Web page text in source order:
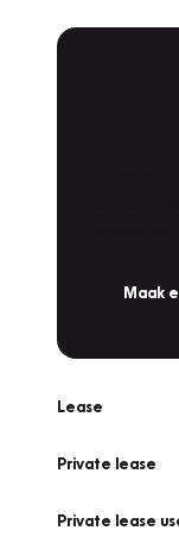
Maak
Lease
Private lease
Private lease